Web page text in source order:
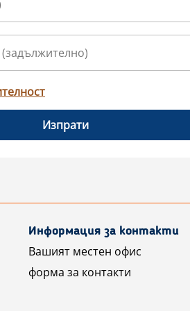
Изпрати
Информация за контакти
Вашият местен офис
форма за контакти